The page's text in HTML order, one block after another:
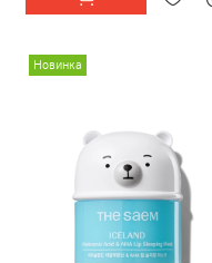
Новинка